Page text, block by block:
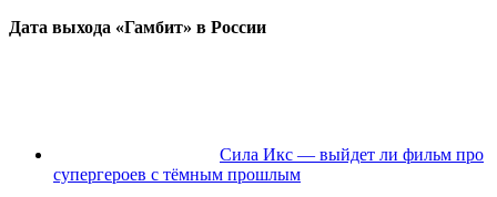
Дата выхода «Гамбит» в России
Сила Икс — выйдет ли фильм про
супергероев с тёмным прошлым